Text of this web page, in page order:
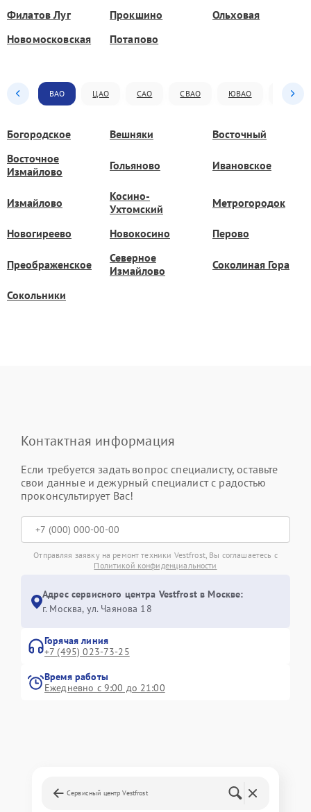
Филатов Луг Прокшино
Ольховая
Новомосковская
Потапово
ВАО ЦАО САО СВАО ЮВАО ЮАО
Богородское Вешняки
Восточный
Восточное
Измайлово
Гольяново Ивановское
Измайлово
Косино-
Ухтомский
Метрогородок
Новогиреево Новокосино Перово
Преображенское
Северное
Измайлово
Соколиная Гора
Сокольники
Контактная информация
Если требуется задать вопрос специалисту, оставьте
свои данные и дежурный специалист с радостью
проконсультирует Вас!
Отправляя заявку на ремонт техники Vestfrost, Вы соглашаетесь с
Политикой конфиденциальности
Адрес сервисного центра Vestfrost в Москве:
г. Москва, ул. Чаянова 18
Горячая линия
+7 (495) 023-73-25
Время работы
Ежедневно с 9:00 до 21:00
Сервисный центр Vestfrost